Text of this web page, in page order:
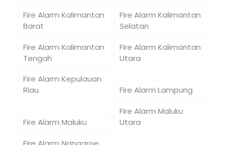
Fire Alarm Kalimantan
Barat
Fire Alarm Kalimantan
Selatan
Fire Alarm Kalimantan
Tengah
Fire Alarm Kalimantan
Utara
Fire Alarm Kepulauan
Riau
Fire Alarm Lampung
Fire Alarm Maluku
Fire Alarm Maluku
Utara